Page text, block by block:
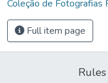
Coleção de Fotografias
Full item page